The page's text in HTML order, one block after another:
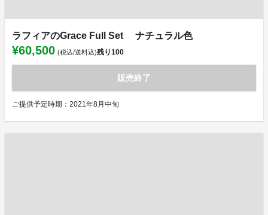
ラフィアのGrace Full Set ナチュラル色
¥60,500 (税込/送料込)残り100
販売終了
ご提供予定時期：2021年8月中旬